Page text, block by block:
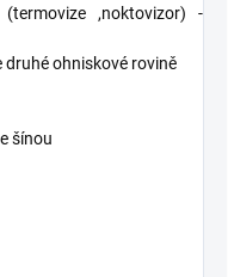
,noktovizor) -
druhé ohniskové rovině
šínou